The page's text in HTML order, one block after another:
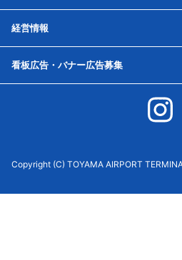
経営情報
看板広告・バナー広告募集
Copyright (C) TOYAMA AIRPORT